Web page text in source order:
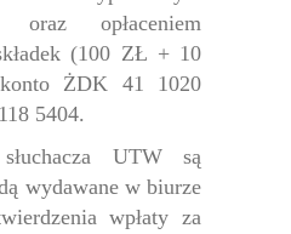
oraz opłaceniem
(100 ZŁ + 10
ŻDK 41 1020
5404.
UTW są
wydawane w biurze
wpłaty za